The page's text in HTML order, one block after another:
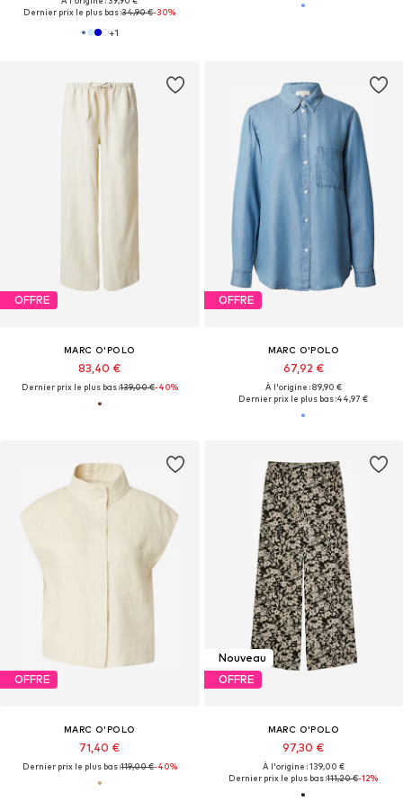
Dernier prix le plus bas :34,90 €-30%
+1
OFFRE
MARC O'POLO
83,40 €
Dernier prix le plus bas :139,00 €-40%
OFFRE
MARC O'POLO
67,92 €
À l'origine : 89,90 €
Dernier prix le plus bas :44,97 €
OFFRE
MARC O'POLO
71,40 €
Dernier prix le plus bas :119,00 €-40%
Nouveau
OFFRE
MARC O'POLO
97,30 €
À l'origine : 139,00 €
Dernier prix le plus bas :111,20 €-12%